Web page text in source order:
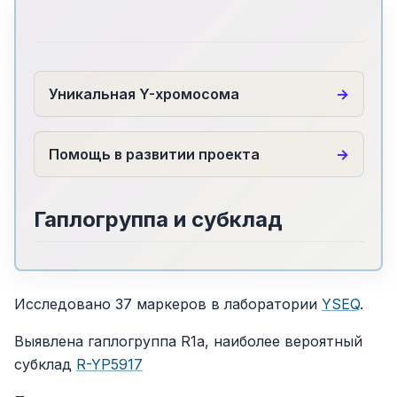
Уникальная Y-хромосома
Помощь в развитии проекта
Гаплогруппа и субклад
Исследовано 37 маркеров в лаборатории YSEQ.
Выявлена гаплогруппа R1a, наиболее вероятный
субклад R-YP5917